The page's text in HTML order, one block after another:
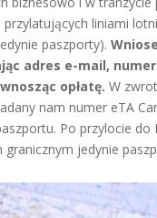
przylatujących liniami
paszporty).
adres e-mail,
opłatę. W
nam numer eTA
Po przylocie do
granicznym jedynie